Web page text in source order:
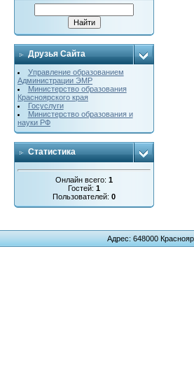
Друзья Сайта
Управление образованием
Администрации ЭМР
Министерство образования
Красноярского края
Госуслуги
Министерство образования и
науки РФ
Статистика
Онлайн всего: 1
Гостей: 1
Пользователей: 0
Адрес: 648000